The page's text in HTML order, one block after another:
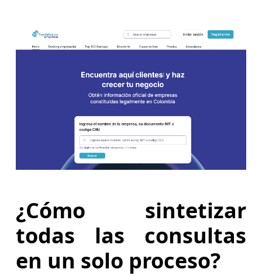
¿Cómo sintetizar
todas las consultas
en un solo proceso?